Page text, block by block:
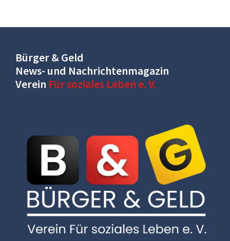
Bürger & Geld
News- und Nachrichtenmagazin
Verein Für soziales Leben e. V.